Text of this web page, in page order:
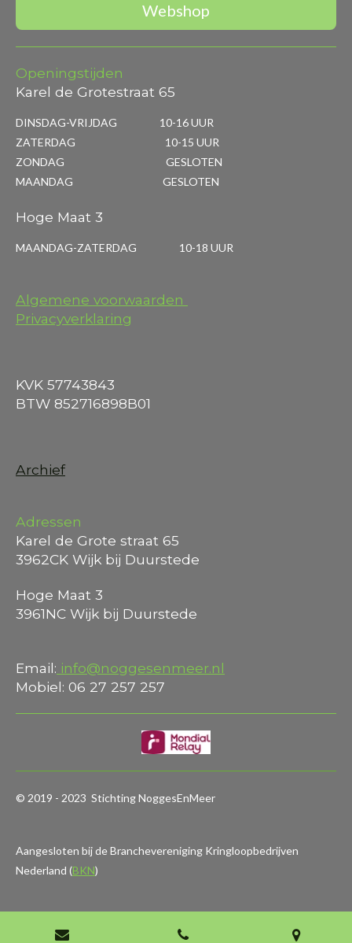
Webshop
Openingstijden
Karel de Grotestraat 65
DINSDAG-VRIJDAG 10-16 UUR
ZATERDAG 10-15 UUR
ZONDAG GESLOTEN
MAANDAG GESLOTEN
Hoge Maat 3
MAANDAG-ZATERDAG 10-18 UUR
Algemene voorwaarden
Privacyverklaring
KVK 57743843
BTW 852716898B01
Archief
Adressen
Karel de Grote straat 65
3962CK Wijk bij Duurstede
Hoge Maat 3
3961NC Wijk bij Duurstede
Email: info@noggesenmeer.nl
Mobiel: 06 27 257 257
© 2019 - 2023 Stichting NoggesEnMeer
Aangesloten bij de Branchevereniging Kringloopbedrijven
Nederland (BKN)